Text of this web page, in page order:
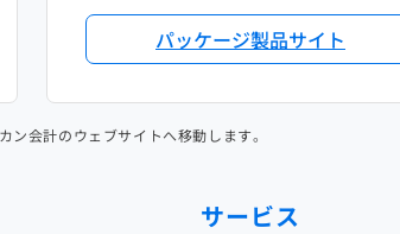
パッケージ製品サイト
会計のウェブサイトへ移動します。
サービス